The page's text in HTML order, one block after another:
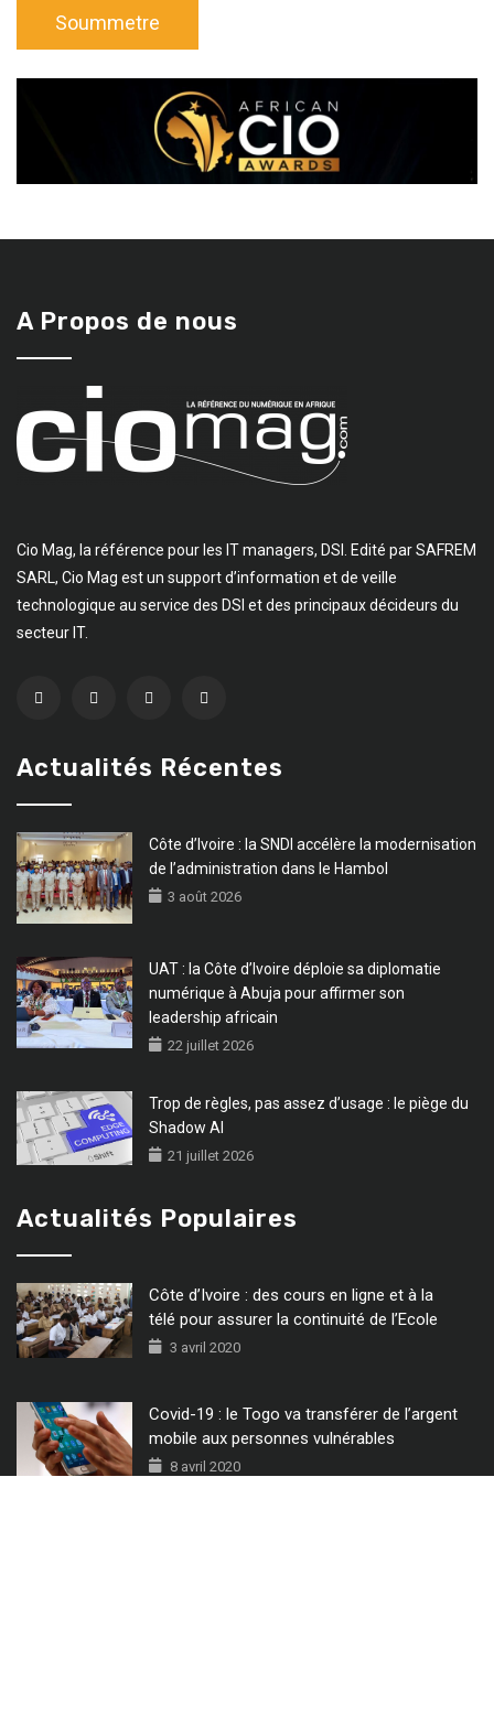
A Propos de nous
secteur IT.
Actualités Récentes
Côte d’Ivoire : la SNDI accélère la modernisation
de l’administration dans le Hambol
3 août 2026
numérique à Abuja pour affirmer son
Actualités Populaires
Côte d’Ivoire : des cours en ligne et à la
télé pour assurer la continuité de l’Ecole
3 avril 2020
Covid-19 : le Togo va transférer de l’argent
8 avril 2020
Bénin : la délivrance du casier judiciaire et
1 août 2020
© 2022 - Tous Droits Réservés CIO MAG.